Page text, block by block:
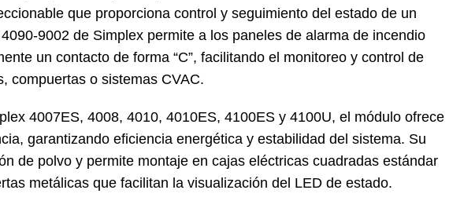
que proporciona control y seguimiento del estado de un
9002 de Simplex permite a los paneles de alarma de incendio
un contacto de forma “C”, facilitando el monitoreo y control de
compuertas o sistemas CVAC.
4007ES, 4008, 4010, 4010ES, 4100ES y 4100U, el módulo ofrece
garantizando eficiencia energética y estabilidad del sistema. Su
de polvo y permite montaje en cajas eléctricas cuadradas estándar
metálicas que facilitan la visualización del LED de estado.